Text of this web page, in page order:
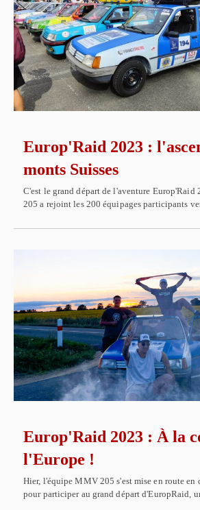
Europ'Raid 2023 :
monts Suisses
C'est le grand départ de l'aventure
205 a rejoint les 200 équipages participants
Europ'Raid 2023 : À la
l'Europe !
Hier, l'équipe MMV 205 s'est mise en route en
pour participer au grand départ d'EuropRaid,